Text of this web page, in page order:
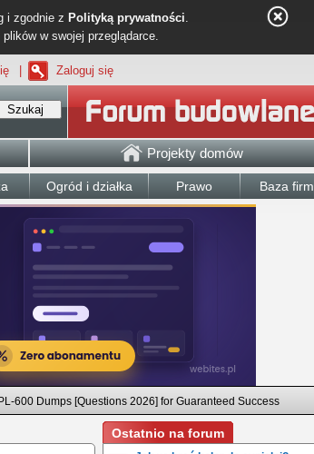
i zgodnie z Polityką prywatności.
w swojej przeglądarce.
Zaloguj się
Szukaj
Projekty domów
Ogród i działka Prawo Baza firm
600 Dumps [Questions 2026] for Guaranteed Success
Ostatnio na forum